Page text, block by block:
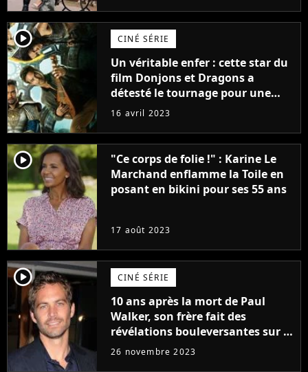
player2 CINÉ SÉRIE
Un véritable enfer : cette star du
film Donjons et Dragons a
détesté le tournage pour une
raison très spéciale
16 avril 2023
player2
"Ce corps de folie !" : Karine Le
Marchand enflamme la Toile en
posant en bikini pour ses 55 ans
17 août 2023
player2 CINÉ SÉRIE
10 ans après la mort de Paul
Walker, son frère fait des
révélations bouleversantes sur la
réaction des acteurs de Fast and
26 novembre 2023